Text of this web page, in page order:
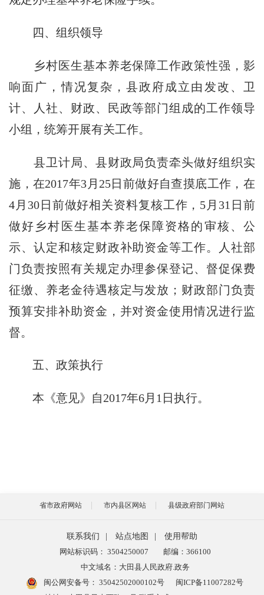
四、组织领导
乡村医生基本养老保障工作政策性强，影
响面广，情况复杂，县政府成立由发改、卫
计、人社、财政、民政等部门组成的工作领导
小组，统筹开展有关工作。
县卫计局、县财政局负责牵头做好组织实
施，在2017年3月25日前做好自查摸底工作，在
4月30日前做好相关资料复核工作，5月31日前
做好乡村医生基本养老保障资格的审核、公
示、认定和核定财政补助资金等工作。人社部
门负责按照有关规定办理参保登记、督促保费
征缴、养老金待遇核定与发放；财政部门负责
预算安排补助资金，并对资金使用情况进行监
督。
五、政策执行
本《意见》自2017年6月1日执行。
省市政府网站 市内县区网站 县级政府部门网站
联系我们 站点地图
使用帮助
网站标识码： 3504250007
邮编：366100
中文域名：大田县人民政府.政务
闽公网安备号： 35042502000102号
闽ICP备11007282号